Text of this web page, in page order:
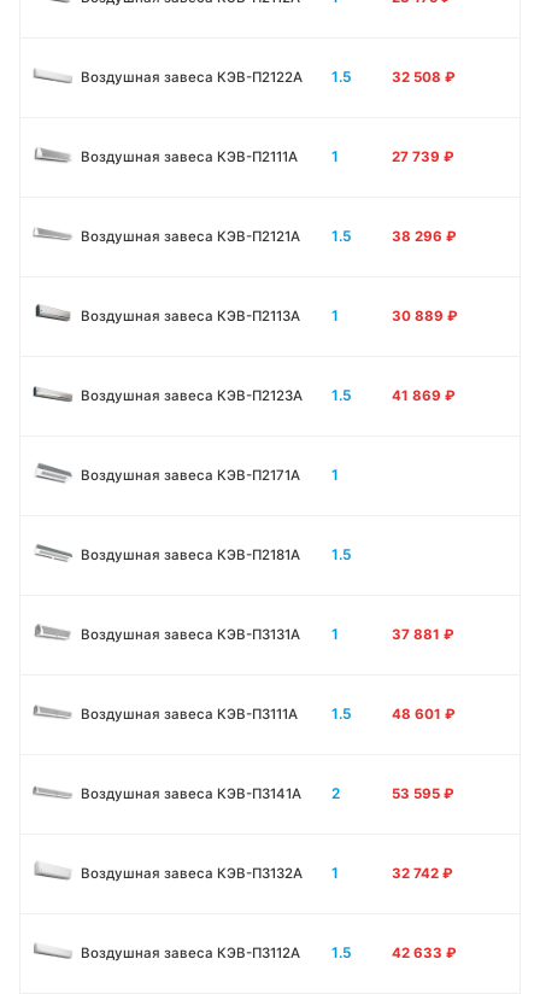
Воздушная завеса КЭВ-П2122А 1.5 32 508 ₽
Воздушная завеса КЭВ-П2111A 1 27 739 ₽
Воздушная завеса КЭВ-П2121A 1.5 38 296 ₽
Воздушная завеса КЭВ-П2113A 1 30 889 ₽
Воздушная завеса КЭВ-П2123A 1.5 41 869 ₽
Воздушная завеса КЭВ-П2171A 1
Воздушная завеса КЭВ-П2181A 1.5
Воздушная завеса КЭВ-П3131A 1 37 881 ₽
Воздушная завеса КЭВ-П3111A 1.5 48 601 ₽
Воздушная завеса КЭВ-П3141A 2 53 595 ₽
Воздушная завеса КЭВ-П3132A 1 32 742 ₽
Воздушная завеса КЭВ-П3112A 1.5 42 633 ₽